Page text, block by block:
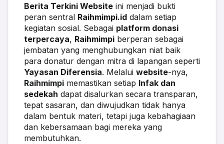
Berita Terkini Website ini menjadi bukti
peran sentral Raihmimpi.id dalam setiap
kegiatan sosial. Sebagai platform donasi
terpercaya, Raihmimpi berperan sebagai
jembatan yang menghubungkan niat baik
Yayasan Diferensia. Melalui website
Raihmimpi memastikan setiap Infak dan
sedekah dapat disalurkan secara transparan,
tepat sasaran, dan diwujudkan tidak hanya
dalam bentuk materi, tetapi juga kebahagiaan
dan kebersamaan bagi mereka yang
membutuhkan.